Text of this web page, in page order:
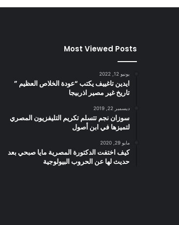
Most Viewed Posts
يونيو 12, 2022
ايدين تاغييف يكتب “عودة الخلاص العظيم ”
تاريخ غير مصير اذربيجا
ديسمبر 22, 2019
سوزان نجم تتسلم تكريم التليفزيون المصري
لتميزها في ابن أصول
مايو 29, 2020
كيف اختفت الدكتورة المصرية مايا صبحي بعد
حديث لها عن الحروب البيولوجية